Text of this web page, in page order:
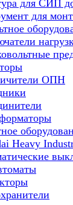
для СИП
для
ОПН
Heavy